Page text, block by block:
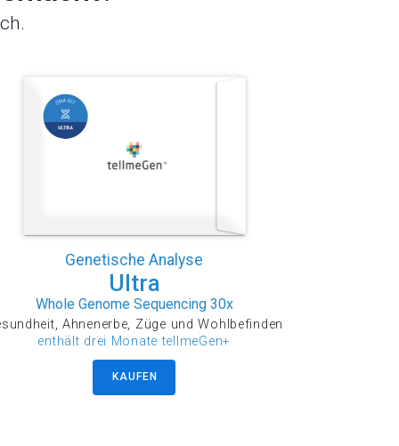
Genetische Analyse
Ultra
Whole Genome Sequencing 30x
Ahnenerbe, Züge und Wohlbefinden
enthält drei Monate tellmeGen+
KAUFEN